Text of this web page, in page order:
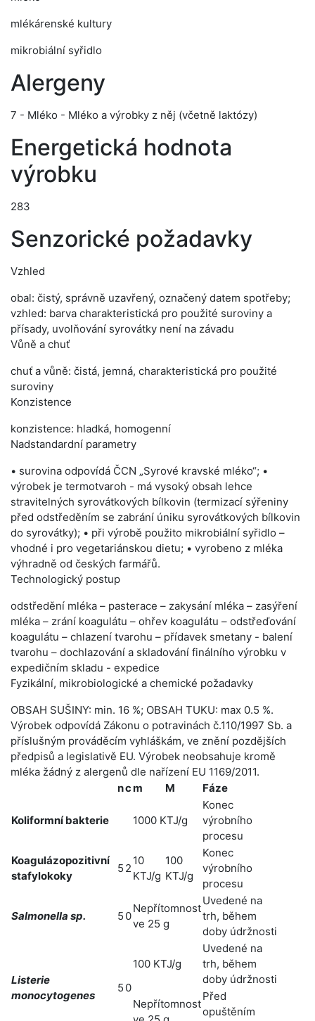
mlékárenské kultury
mikrobiální syřidlo
Alergeny
7 - Mléko - Mléko a výrobky z něj (včetně laktózy)
Energetická hodnota
výrobku
283
Senzorické požadavky
Vzhled
obal: čistý, správně uzavřený, označený datem spotřeby;
vzhled: barva charakteristická pro použité suroviny a
přísady, uvolňování syrovátky není na závadu
Vůně a chuť
chuť a vůně: čistá, jemná, charakteristická pro použité
suroviny
Konzistence
konzistence: hladká, homogenní
Nadstandardní parametry
• surovina odpovídá ČCN „Syrové kravské mléko“; •
výrobek je termotvaroh - má vysoký obsah lehce
stravitelných syrovátkových bílkovin (termizací sýřeniny
před odstředěním se zabrání úniku syrovátkových bílkovin
do syrovátky); • při výrobě použito mikrobiální syřidlo –
vhodné i pro vegetariánskou dietu; • vyrobeno z mléka
výhradně od českých farmářů.
Technologický postup
odstředění mléka – pasterace – zakysání mléka – zasýření
mléka – zrání koagulátu – ohřev koagulátu – odstřeďování
koagulátu – chlazení tvarohu – přídavek smetany - balení
tvarohu – dochlazování a skladování finálního výrobku v
expedičním skladu - expedice
Fyzikální, mikrobiologické a chemické požadavky
OBSAH SUŠINY: min. 16 %; OBSAH TUKU: max 0.5 %.
Výrobek odpovídá Zákonu o potravinách č.110/1997 Sb. a
příslušným prováděcím vyhláškám, ve znění pozdějších
předpisů a legislativě EU. Výrobek neobsahuje kromě
mléka žádný z alergenů dle nařízení EU 1169/2011.
ncm M Fáze
Koliformní bakterie 1000 KTJ/g
Konec
výrobního
procesu
Koagulázopozitivní
stafylokoky
5 2
10
KTJ/g
100
KTJ/g
Konec
výrobního
procesu
Salmonella sp. 5 0
Nepřítomnost
ve 25 g
Uvedené na
trh, během
doby údržnosti
Listerie
monocytogenes
5 0
100 KTJ/g
Uvedené na
trh, během
doby údržnosti
Nepřítomnost
Před
opuštěním